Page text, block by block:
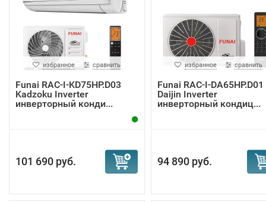
избранное сравнить
Funai RAC-I-KD75HP.D03
Kadzoku Inverter
инверторный конди...
101 690 руб.
избранное сравнить
Funai RAC-I-DA65HP.D01
Daijin Inverter
инверторный кондиц...
94 890 руб.